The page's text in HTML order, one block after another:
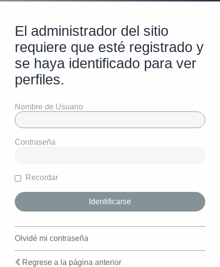
El administrador del sitio
requiere que esté registrado y
se haya identificado para ver
perfiles.
Nombre de Usuario
Contraseña
Recordar
Olvidé mi contraseña
Regrese a la página anterior